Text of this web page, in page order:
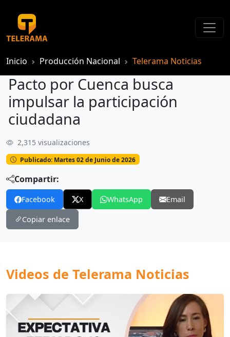
Inicio Producción Nacional Telerama Noticias
Pacto por Cuenca busca
impulsar la participación
ciudadana
2,315 visualizaciones
Publicado: Martes 02 de Junio de 2026
Compartir:
Facebook X WhatsApp Email
Copiar enlace
Videos de Telerama Noticias